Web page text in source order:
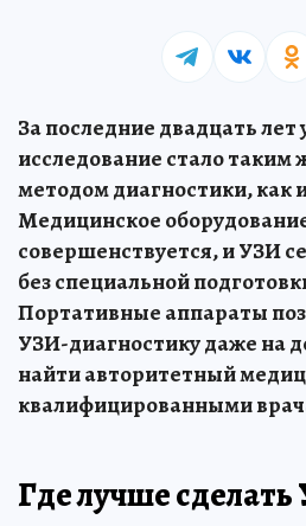
За последние двадцать лет
исследование стало
методом диагностики, как
Медицинское
совершенствуется, и УЗИ
без специальной
Портативные аппараты
УЗИ-диагностику даже на
найти авторитетный
квалифицированными
Где лучше